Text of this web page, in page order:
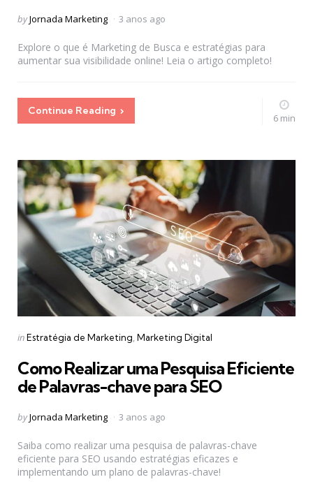
Posted
byJornada Marketing 3 anos ago
Explore o que é Marketing de Busca e estratégias para
aumentar sua visibilidade online! Leia o artigo completo!
Continue Reading
6 min
Categories
Posted
inEstratégia de Marketing Marketing Digital
Como Realizar uma Pesquisa Eficiente
de Palavras-chave para SEO
Posted
byJornada Marketing 3 anos ago
Saiba como realizar uma pesquisa de palavras-chave
eficiente para SEO usando estratégias eficazes e
implementando um plano de palavras-chave!